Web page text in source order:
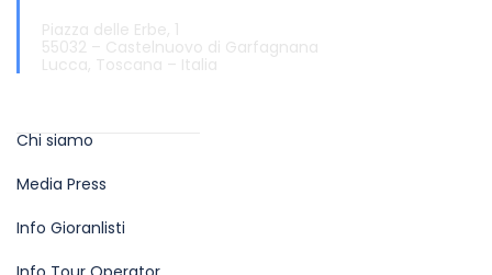
Piazza delle Erbe, 1
55032 – Castelnuovo di Garfagnana
Lucca, Toscana – Italia
Chi siamo
Media Press
Info Gioranlisti